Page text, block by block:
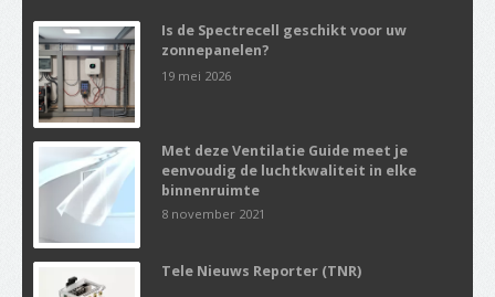
Is de Spectrecell geschikt voor uw
zonnepanelen?
19 mei 2026
Met deze Ventilatie Guide meet je
eenvoudig de luchtkwaliteit in elke
binnenruimte
8 november 2021
Tele Nieuws Reporter (TNR)